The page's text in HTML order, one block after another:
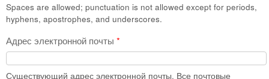
Spaces are allowed; punctuation is not allowed except for periods,
hyphens, apostrophes, and underscores.
Адрес электронной почты *
Существующий адрес электронной почты. Все почтовые